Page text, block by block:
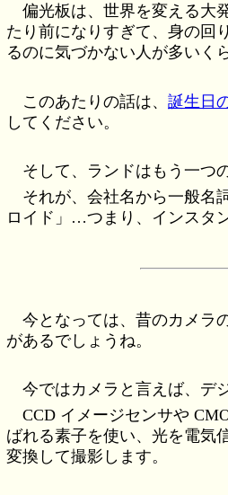
偏光板は、世界を変える大
たり前になりすぎて、身の回
るのに気づかない人が多いく
このあたりの話は、誕生日
してください。
そして、ランドはもう一つ
それが、会社名から一般名
ロイド」…つまり、インスタ
今となっては、昔のカメラ
があるでしょうね。
今ではカメラと言えば、デ
CCD イメージセンサや
ばれる素子を使い、光を電気
変換して撮影します。